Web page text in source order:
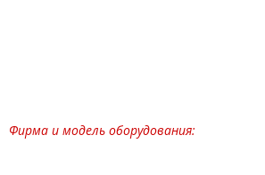
Фирма и модель оборудования: